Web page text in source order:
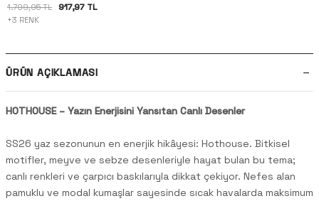
1.799,95 TL
917,97 TL
+3 RENK
ÜRÜN AÇIKLAMASI
HOTHOUSE – Yazın Enerjisini Yansıtan Canlı Desenler
SS26 yaz sezonunun en enerjik hikâyesi: Hothouse. Bitkisel
motifler, meyve ve sebze desenleriyle hayat bulan bu tema;
canlı renkleri ve çarpıcı baskılarıyla dikkat çekiyor. Nefes alan
pamuklu ve modal kumaşlar sayesinde sıcak havalarda maksimum